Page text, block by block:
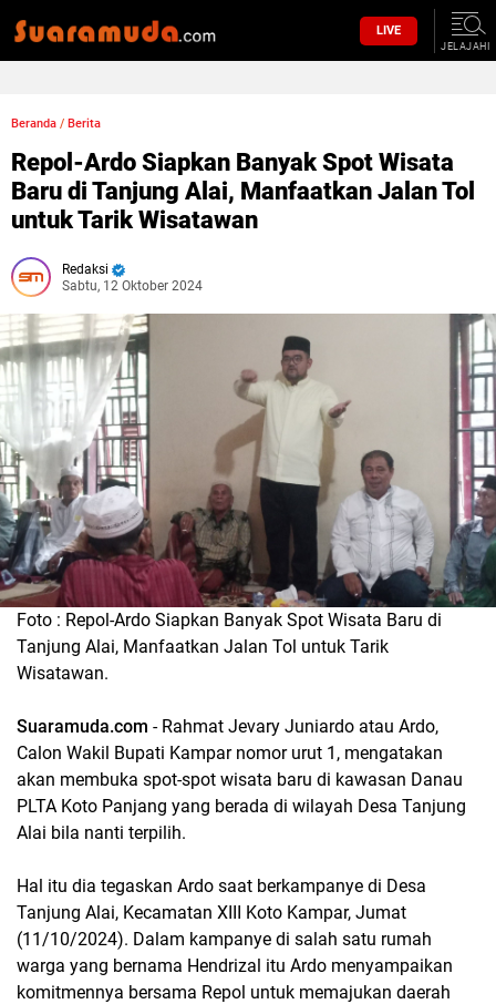
LIVE
JELAJAHI
Beranda / Berita
Repol-Ardo Siapkan Banyak Spot Wisata
Baru di Tanjung Alai, Manfaatkan Jalan Tol
untuk Tarik Wisatawan
Redaksi
Sabtu, 12 Oktober 2024
Foto : Repol-Ardo Siapkan Banyak Spot Wisata Baru di
Tanjung Alai, Manfaatkan Jalan Tol untuk Tarik
Wisatawan.
Suaramuda.com - Rahmat Jevary Juniardo atau Ardo,
Calon Wakil Bupati Kampar nomor urut 1, mengatakan
akan membuka spot-spot wisata baru di kawasan Danau
PLTA Koto Panjang yang berada di wilayah Desa Tanjung
Alai bila nanti terpilih.
Hal itu dia tegaskan Ardo saat berkampanye di Desa
Tanjung Alai, Kecamatan XIII Koto Kampar, Jumat
(11/10/2024). Dalam kampanye di salah satu rumah
warga yang bernama Hendrizal itu Ardo menyampaikan
komitmennya bersama Repol untuk memajukan daerah